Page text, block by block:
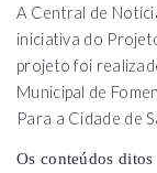
A Central de
iniciativa do
projeto foi
Municipal de
Para a Cidade de
Os conteúdos